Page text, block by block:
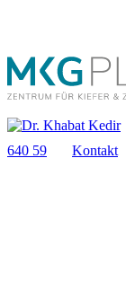
640 59
Kontakt